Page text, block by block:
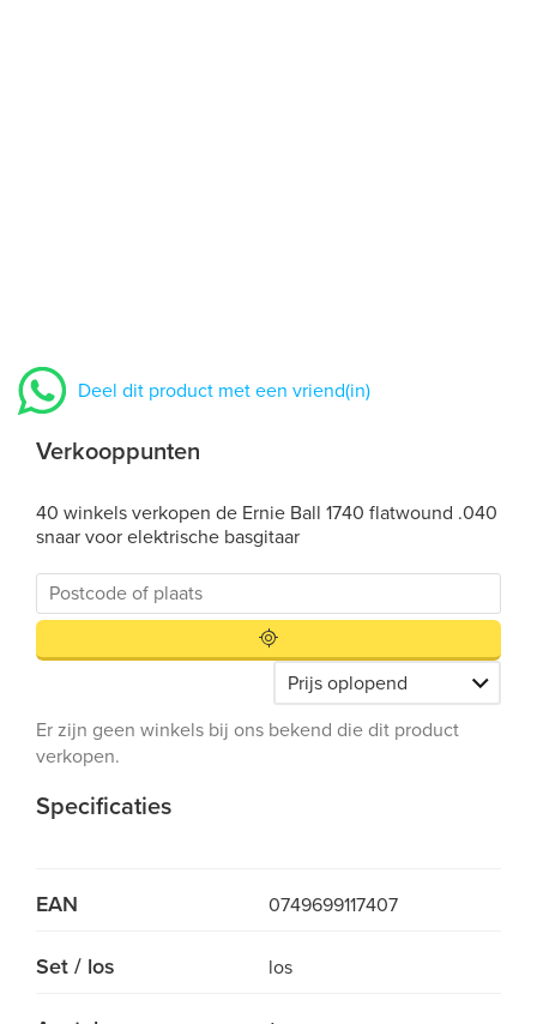
Deel dit product met een vriend(in)
Verkooppunten
40 winkels verkopen de Ernie Ball 1740 flatwound .040
snaar voor elektrische basgitaar
Er zijn geen winkels bij ons bekend die dit product
verkopen.
Specificaties
EAN 0749699117407
Set / los los